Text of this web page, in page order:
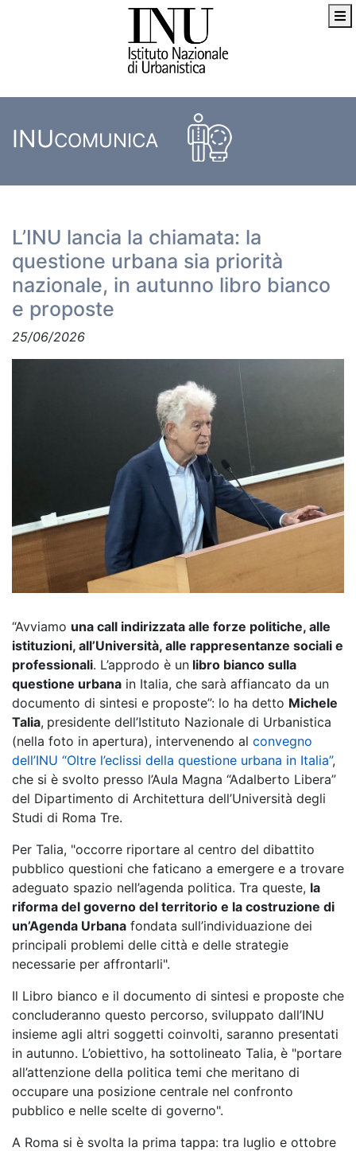
INUCOMUNICA
L’INU lancia la chiamata: la
questione urbana sia priorità
nazionale, in autunno libro bianco
e proposte
25/06/2026
“Avviamo una call indirizzata alle forze politiche, alle
istituzioni, all’Università, alle rappresentanze sociali e
professionali. L’approdo è un libro bianco sulla
questione urbana in Italia, che sarà affiancato da un
documento di sintesi e proposte”: lo ha detto Michele
Talia, presidente dell’Istituto Nazionale di Urbanistica
(nella foto in apertura), intervenendo al convegno
dell’INU “Oltre l’eclissi della questione urbana in Italia”,
che si è svolto presso l’Aula Magna “Adalberto Libera”
del Dipartimento di Architettura dell’Università degli
Studi di Roma Tre.
Per Talia, "occorre riportare al centro del dibattito
pubblico questioni che faticano a emergere e a trovare
adeguato spazio nell’agenda politica. Tra queste, la
riforma del governo del territorio e la costruzione di
un’Agenda Urbana fondata sull’individuazione dei
principali problemi delle città e delle strategie
necessarie per affrontarli".
Il Libro bianco e il documento di sintesi e proposte che
concluderanno questo percorso, sviluppato dall’INU
insieme agli altri soggetti coinvolti, saranno presentati
in autunno. L’obiettivo, ha sottolineato Talia, è "portare
all’attenzione della politica temi che meritano di
occupare una posizione centrale nel confronto
pubblico e nelle scelte di governo".
A Roma si è svolta la prima tappa: tra luglio e ottobre